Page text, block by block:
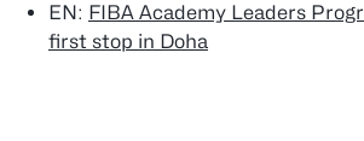
EN: FIBA Academy Leaders
first stop in Doha